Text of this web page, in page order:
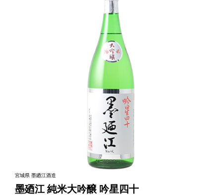
宮城県 墨廼江酒造
墨廼江 純米大吟醸 吟星四十